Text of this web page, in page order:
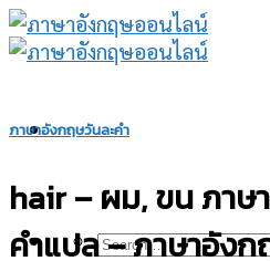
Skip
to
ภาษาอังกฤษวันละคำ
hair – ผม, ขน ภาษ
คำแปล – ภาษาอังก